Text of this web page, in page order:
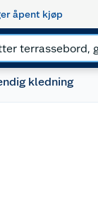
åpent kjøp
kledning